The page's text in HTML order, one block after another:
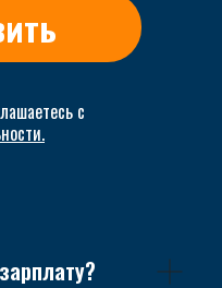
с
.